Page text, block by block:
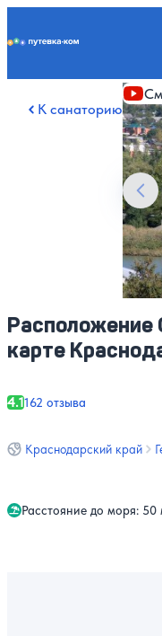
К санаторию
Расположение
карте
Краснодарский край
Расстояние до моря: 50
4.1162 отзыва